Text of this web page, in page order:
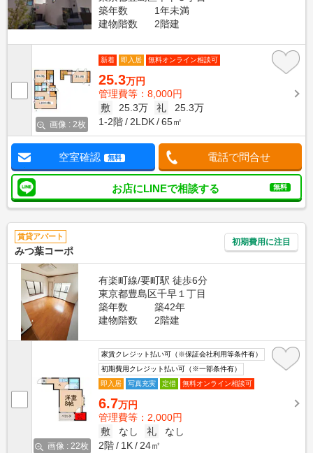
築年数
1年未満
建物階数
2階建
画像 : 2枚
新着 即入居 無料オンライン相談可
25.3万円
管理費等：8,000円
敷
25.3万 礼
25.3万
1-2階
2LDK 65㎡
空室確認 無料 電話で問合せ
お店にLINEで相談する 無料
賃貸アパート
みつ葉コーポ
初期費用に注目
有楽町線/要町駅 徒歩6分
東京都豊島区千早１丁目
築年数
築42年
建物階数
2階建
画像 : 22枚
家賃クレジット払い可（※保証会社利用等条件有）
初期費用クレジット払い可（※一部条件有）
即入居
写真充実 定借 無料オンライン相談可
6.7万円
管理費等：2,000円
敷
なし 礼
なし
2階
1K 24㎡